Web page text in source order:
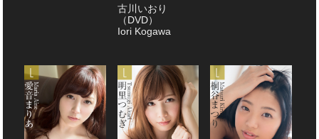
古川いおり
（DVD）
Iori Kogawa